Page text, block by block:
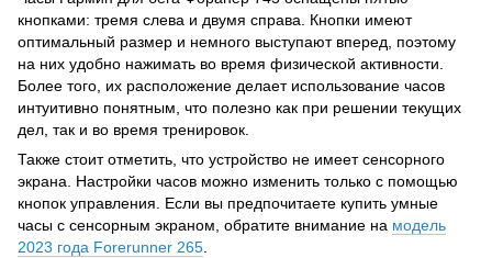
кнопками: тремя слева и двумя справа. Кнопки имеют
оптимальный размер и немного выступают вперед, поэтому
на них удобно нажимать во время физической активности.
Более того, их расположение делает использование часов
интуитивно понятным, что полезно как при решении текущих
дел, так и во время тренировок.
Также стоит отметить, что устройство не имеет сенсорного
экрана. Настройки часов можно изменить только с помощью
кнопок управления. Если вы предпочитаете купить умные
часы с сенсорным экраном, обратите внимание на модель
2023 года Forerunner 265.